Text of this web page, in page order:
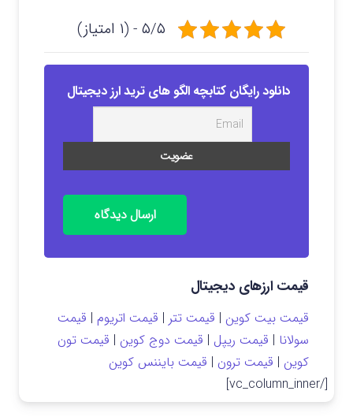
۵/۵ - (۱ امتیاز)
دانلود رایگان کتابچه الگو های ترید ارز دیجیتال
ارسال دیدگاه
قیمت ارزهای دیجیتال
قیمت بیت کوین | قیمت تتر | قیمت اتریوم | قیمت
سولانا | قیمت ریپل | قیمت دوج کوین | قیمت تون
کوین | قیمت ترون | قیمت بایننس کوین
[/vc_column_inner]